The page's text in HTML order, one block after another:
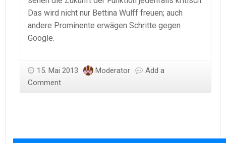
Das wird nicht nur Bettina Wulff freuen; auch
andere Prominente erwägen Schritte gegen
Google.
15. Mai 2013 Moderator
Add a
Comment